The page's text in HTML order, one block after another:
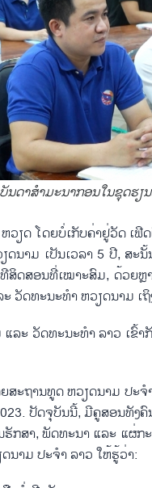
ບັນ​ດາ​ສຳ​ມະ​ນາ​ກອນ​ໃນ​ຊຸດ​ຮຽ
ຽດ ​ໂດຍ​ບໍ່​ເກັບ​ຄ່າ​ຢູ່​ວັດ ເ
ດ​ນາມ​ ​ເປັນ​ເວ​ລາ 5 ປີ, ສ
ສິດ​ສອນ​ທີ່ເໝາະ​ສົມ, ດ້ວຍ
ດ​ທະ​ນະ​ທຳ ຫວຽດ​ນາມ ເ
ະ ວັດ​ທະ​ນະ​ທຳ​ ລາວ ເຂົ້
ສະ​ຖານ​ທູດ ຫວຽດ​ນາມ ປ
ປັດ​ຈຸ​ບັນ​ນີ້, ມີ​ຄູ​ສອນທັ
ກ​ສາ, ພັດ​ທະ​ນາ ແລະ ແຜ່​
ນາມ ປະ​ຈຳ ລາວ ໃຫ້​ຮູ້​ວ່າ: